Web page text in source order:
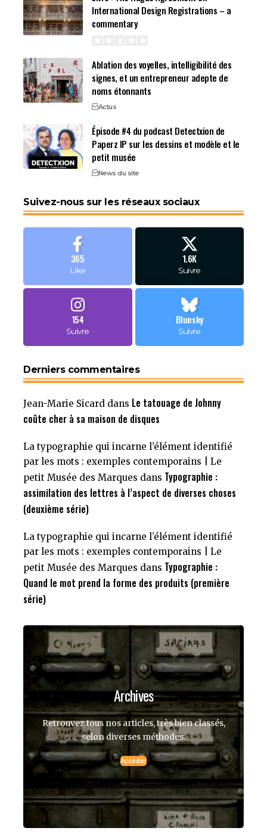
International Design Registrations – a
commentary
Ablation des voyelles, intelligibilité des
signes, et un entrepreneur adepte de
noms étonnants
Actus
Épisode #4 du podcast Detectxion de
Paperz IP sur les dessins et modèle et le
petit musée
News du site
Suivez-nous sur les réseaux sociaux
365
Like
1.6K
Suivre
154
Suivre
Bluesky
Suivre
Derniers commentaires
Jean-Marie Sicard dans Le tatouage de Johnny
coûte cher à sa maison de disques
La typographie qui incarne l’élément identifié
par les mots : exemples contemporains | Le
petit Musée des Marques dans Typographie :
assimilation des lettres à l’aspect de diverses choses
(deuxième série)
La typographie qui incarne l’élément identifié
par les mots : exemples contemporains | Le
petit Musée des Marques dans Typographie :
Quand le mot prend la forme des produits (première
série)
Archives
Retrouvez tous nos articles, très bien classés,
selon diverses méthodes.
Accéder